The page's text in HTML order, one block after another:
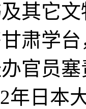
其它
肃学
官员
年日本